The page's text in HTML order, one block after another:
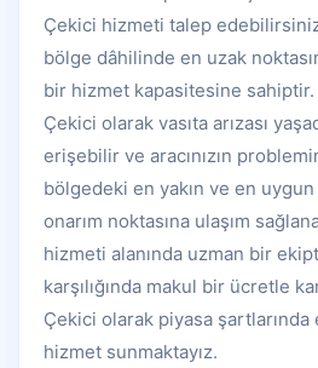
Çekici hizmeti talep
bölge dâhilinde en uzak
bir hizmet kapasitesine
Çekici olarak vasıta arızası
erişebilir ve aracınızın
bölgedeki en yakın ve en
onarım noktasına ulaşım
hizmeti alanında uzman bir
karşılığında makul bir ücretle
Çekici olarak piyasa
hizmet sunmaktayız.